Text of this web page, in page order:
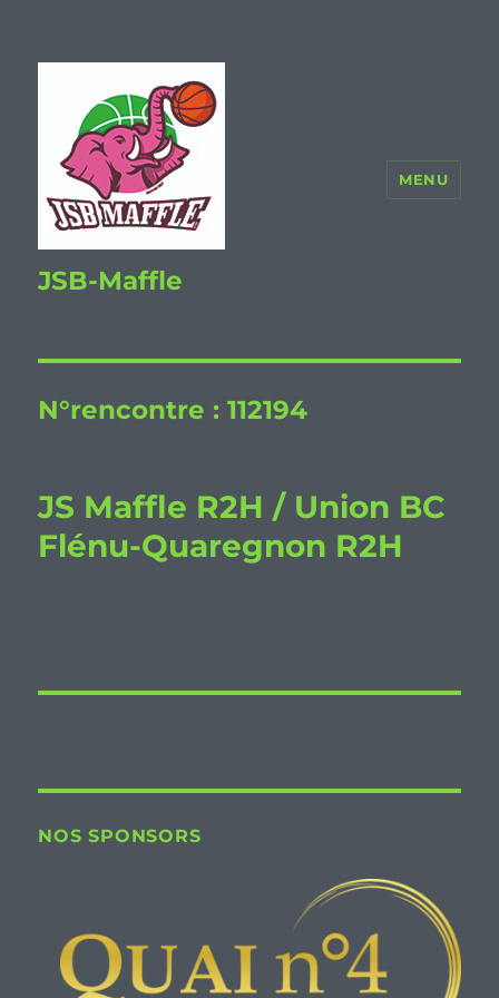
JSB-Maffle
MENU
N°rencontre :112194
JS Maffle R2H / Union BC
Flénu-Quaregnon R2H
NOS SPONSORS